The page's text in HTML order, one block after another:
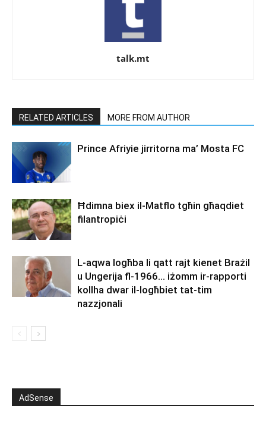
talk.mt
RELATED ARTICLES MORE FROM AUTHOR
Prince Afriyie jirritorna ma’ Mosta FC
Ħdimna biex il-Matflo tgħin għaqdiet
filantropiċi
L-aqwa logħba li qatt rajt kienet Brażil
u Ungerija fl-1966… iżomm ir-rapporti
kollha dwar il-logħbiet tat-tim
nazzjonali
AdSense